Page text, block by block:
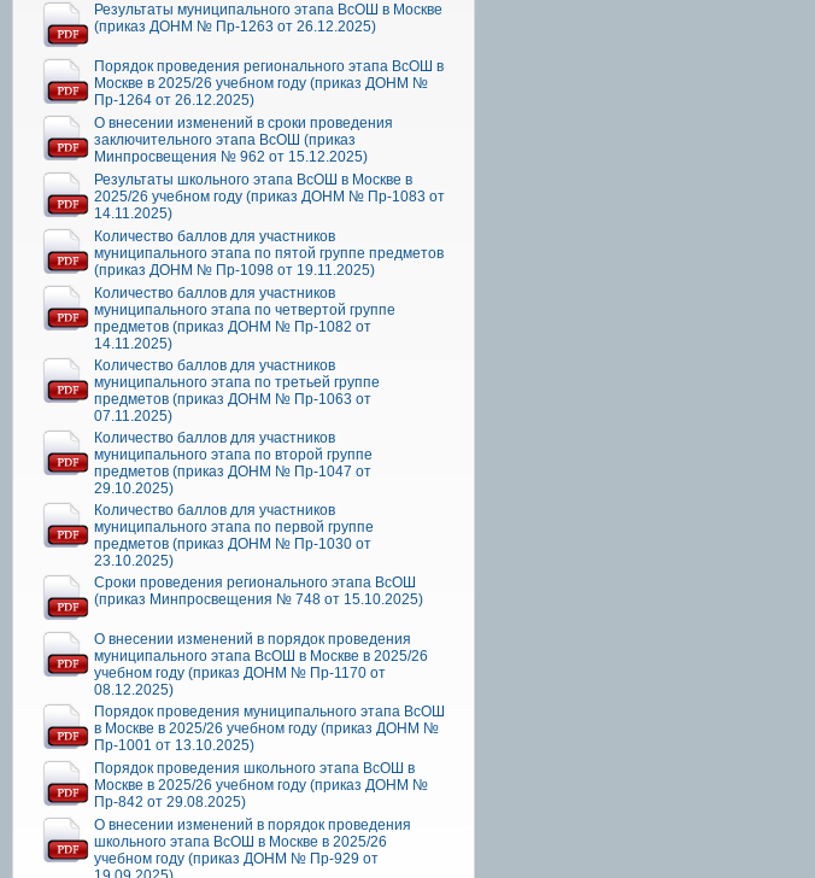
Результаты муниципального этапа ВсОШ в Москве
(приказ ДОНМ № Пр-1263 от 26.12.2025)
Порядок проведения регионального этапа ВсОШ в
Москве в 2025/26 учебном году (приказ ДОНМ №
Пр-1264 от 26.12.2025)
О внесении изменений в сроки проведения
заключительного этапа ВсОШ (приказ
Минпросвещения № 962 от 15.12.2025)
Результаты школьного этапа ВсОШ в Москве в
2025/26 учебном году (приказ ДОНМ № Пр-1083 от
14.11.2025)
Количество баллов для участников
муниципального этапа по пятой группе предметов
(приказ ДОНМ № Пр-1098 от 19.11.2025)
Количество баллов для участников
муниципального этапа по четвертой группе
предметов (приказ ДОНМ № Пр-1082 от
14.11.2025)
Количество баллов для участников
муниципального этапа по третьей группе
предметов (приказ ДОНМ № Пр-1063 от
07.11.2025)
Количество баллов для участников
муниципального этапа по второй группе
предметов (приказ ДОНМ № Пр-1047 от
29.10.2025)
Количество баллов для участников
муниципального этапа по первой группе
предметов (приказ ДОНМ № Пр-1030 от
23.10.2025)
Сроки проведения регионального этапа ВсОШ
(приказ Минпросвещения № 748 от 15.10.2025)
О внесении изменений в порядок проведения
муниципального этапа ВсОШ в Москве в 2025/26
учебном году (приказ ДОНМ № Пр-1170 от
08.12.2025)
Порядок проведения муниципального этапа ВсОШ
в Москве в 2025/26 учебном году (приказ ДОНМ №
Пр-1001 от 13.10.2025)
Порядок проведения школьного этапа ВсОШ в
Москве в 2025/26 учебном году (приказ ДОНМ №
Пр-842 от 29.08.2025)
О внесении изменений в порядок проведения
школьного этапа ВсОШ в Москве в 2025/26
учебном году (приказ ДОНМ № Пр-929 от